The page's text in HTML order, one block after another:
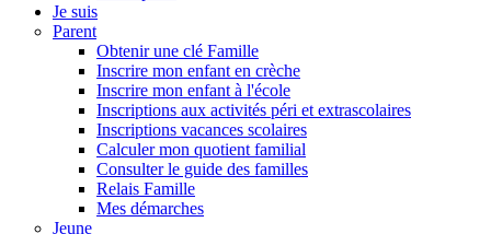
Je suis
Parent
Obtenir une clé Famille
Inscrire mon enfant en crèche
Inscrire mon enfant à l'école
Inscriptions aux activités péri et extrascolaires
Inscriptions vacances scolaires
Calculer mon quotient familial
Consulter le guide des familles
Relais Famille
Mes démarches
Jeune